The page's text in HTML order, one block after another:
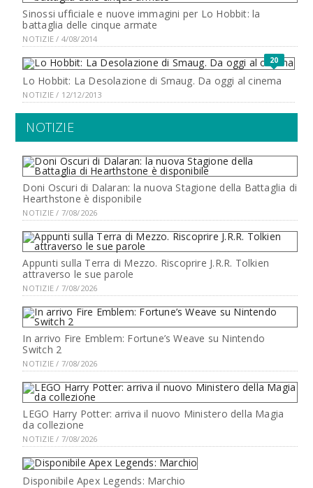
Sinossi ufficiale e nuove immagini per Lo Hobbit: la
battaglia delle cinque armate
NOTIZIE / 4/08/2014
20
Lo Hobbit: La Desolazione di Smaug. Da oggi al cinema
NOTIZIE / 12/12/2013
NOTIZIE
Doni Oscuri di Dalaran: la nuova Stagione della Battaglia di
Hearthstone è disponibile
NOTIZIE / 7/08/2026
Appunti sulla Terra di Mezzo. Riscoprire J.R.R. Tolkien
attraverso le sue parole
NOTIZIE / 7/08/2026
In arrivo Fire Emblem: Fortune’s Weave su Nintendo
Switch 2
NOTIZIE / 7/08/2026
LEGO Harry Potter: arriva il nuovo Ministero della Magia
da collezione
NOTIZIE / 7/08/2026
Disponibile Apex Legends: Marchio